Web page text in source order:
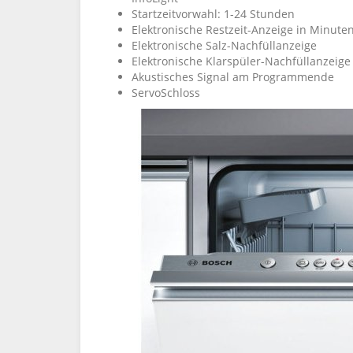
Startzeitvorwahl: 1-24 Stunden
Elektronische Restzeit-Anzeige in
Elektronische Salz-Nachfüllanzeige
Elektronische Klarspüler-Nachfüllanzeige
Akustisches Signal am Programmende
ServoSchloss